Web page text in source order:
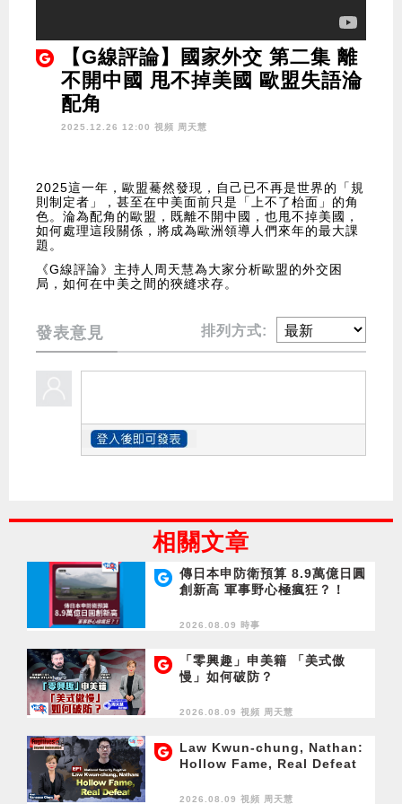
【G線評論】國家外交 第二集 離
不開中國 甩不掉美國 歐盟失語淪
配角
2025.12.26 12:00 視頻 周天慧
2025這一年，歐盟驀然發現，自己已不再是世界的「規
則制定者」，甚至在中美面前只是「上不了枱面」的角
色。淪為配角的歐盟，既離不開中國，也甩不掉美國，
如何處理這段關係，將成為歐洲領導人們來年的最大課
題。
《G線評論》主持人周天慧為大家分析歐盟的外交困
局，如何在中美之間的狹縫求存。
發表意見 排列方式:
相關文章
傳日本申防衛預算 8.9萬億日圓
創新高 軍事野心極瘋狂？！
2026.08.09 時事
「零興趣」申美籍 「美式傲
慢」如何破防？
2026.08.09 視頻 周天慧
Law Kwun-chung, Nathan:
Hollow Fame, Real Defeat
2026.08.09 視頻 周天慧